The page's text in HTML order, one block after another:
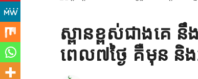
ស្ពានខ្ពស់ជាងគេ នឹ
ពេល៧ថ្ងៃ គឺមុន និ